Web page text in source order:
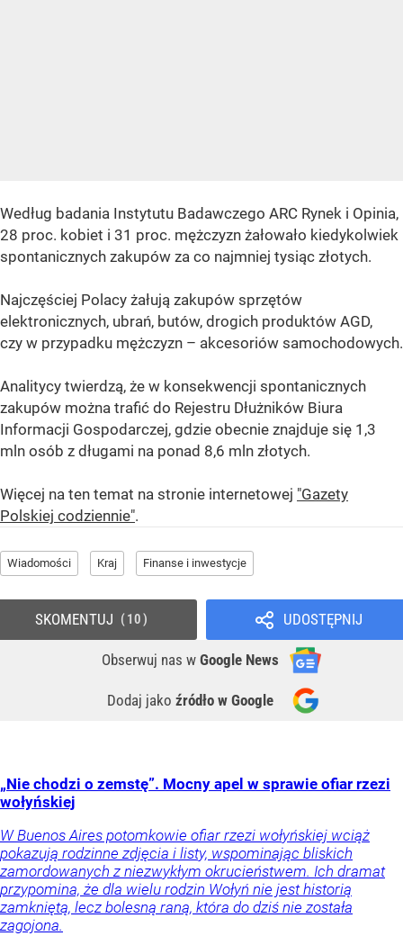
Według badania Instytutu Badawczego ARC Rynek i Opinia,
28 proc. kobiet i 31 proc. mężczyzn żałowało kiedykolwiek
spontanicznych zakupów za co najmniej tysiąc złotych.
Najczęściej Polacy żałują zakupów sprzętów
elektronicznych, ubrań, butów, drogich produktów AGD,
czy w przypadku mężczyzn – akcesoriów samochodowych.
Analitycy twierdzą, że w konsekwencji spontanicznych
zakupów można trafić do Rejestru Dłużników Biura
Informacji Gospodarczej, gdzie obecnie znajduje się 1,3
mln osób z długami na ponad 8,6 mln złotych.
Więcej na ten temat na stronie internetowej "Gazety
Polskiej codziennie".
Wiadomości Kraj Finanse i inwestycje
UDOSTĘPNIJ
Obserwuj nas w Google News
Dodaj jako źródło w Google
SKOMENTUJ 10
„Nie chodzi o zemstę”. Mocny apel w sprawie ofiar rzezi
wołyńskiej
W Buenos Aires potomkowie ofiar rzezi wołyńskiej wciąż
pokazują rodzinne zdjęcia i listy, wspominając bliskich
zamordowanych z niezwykłym okrucieństwem. Ich dramat
przypomina, że dla wielu rodzin Wołyń nie jest historią
zamkniętą, lecz bolesną raną, która do dziś nie została
zagojona.